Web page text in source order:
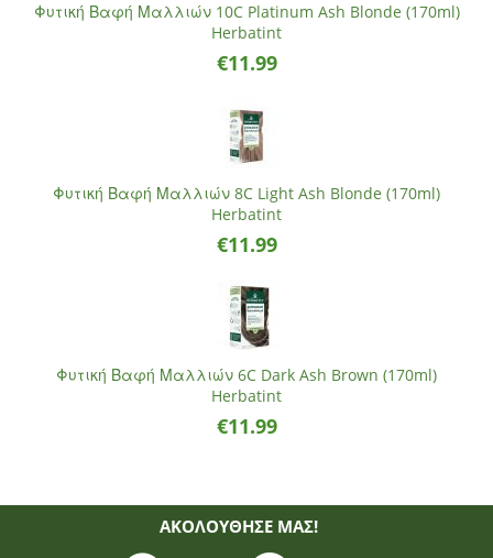
Φυτική Βαφή Μαλλιών 10C Platinum Ash Blonde (170ml)
Herbatint
€11.99
Φυτική Βαφή Μαλλιών 8C Light Ash Blonde (170ml)
Herbatint
€11.99
Φυτική Βαφή Μαλλιών 6C Dark Ash Brown (170ml)
Herbatint
€11.99
ΑΚΟΛΟΥΘΗΣΈ ΜΑΣ!